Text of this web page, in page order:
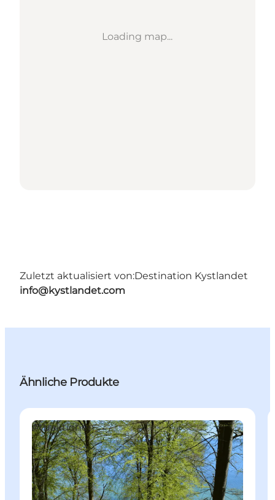
Loading map...
Zuletzt aktualisiert von:Destination Kystlandet
info@kystlandet.com
Ähnliche Produkte
Attraktionen